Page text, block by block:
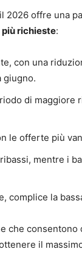
2026 offre una
richieste:
con una
giugno.
di maggiore
le offerte più
mentre i
complice la
che consentono
il